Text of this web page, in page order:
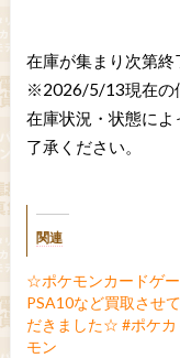
在庫が集まり次第終
※2026/5/13現在の
在庫状況・状態に
了承ください。
関連
☆ポケモンカードゲ
PSA10など買取させ
だきました☆ #ポケカ
モン